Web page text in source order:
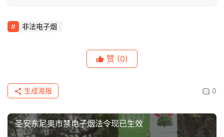
列
非法电子烟
赞 (0)
0
生成海报
圣安东尼奥市禁电子烟法令现已生效